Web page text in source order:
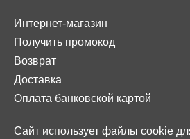
Интернет-магазин
Получить промокод
Возврат
Доставка
Оплата банковской картой
Сайт использует файлы cookie